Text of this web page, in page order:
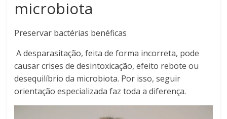
microbiota
Preservar bactérias benéficas
A desparasitação, feita de forma incorreta, pode
causar crises de desintoxicação, efeito rebote ou
desequilíbrio da microbiota. Por isso, seguir
orientação especializada faz toda a diferença.